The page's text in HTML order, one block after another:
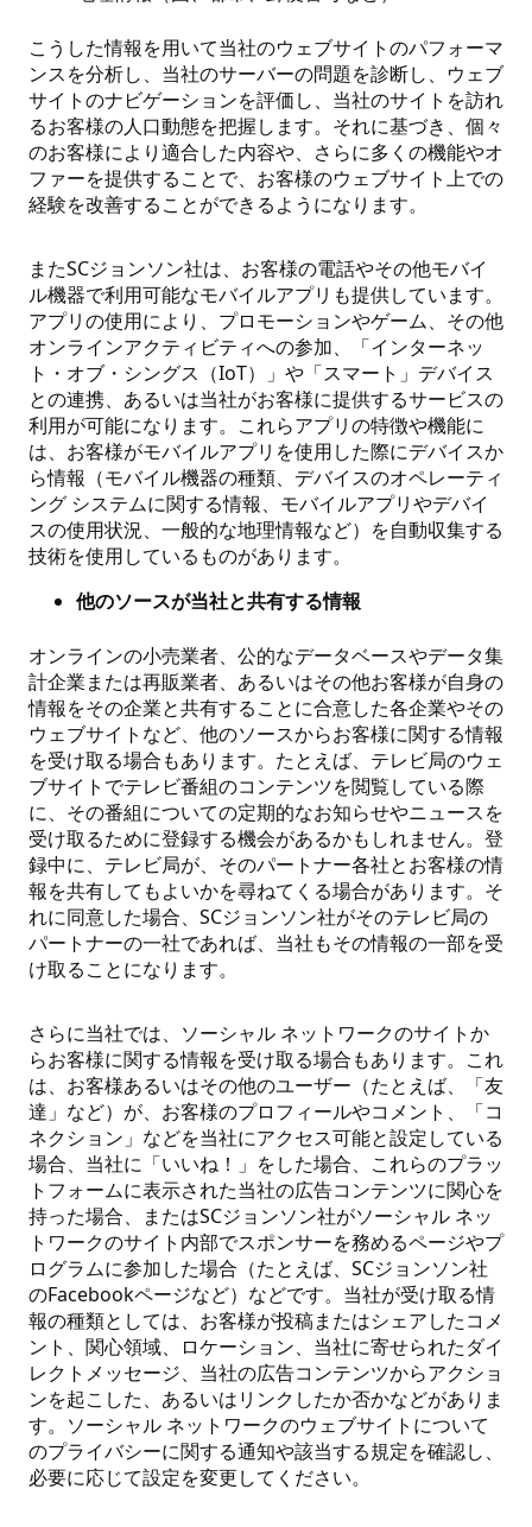
こうした情報を用いて当社のウェブサイトのパフォーマ
ンスを分析し、当社のサーバーの問題を診断し、ウェブ
サイトのナビゲーションを評価し、当社のサイトを訪れ
るお客様の人口動態を把握します。それに基づき、個々
のお客様により適合した内容や、さらに多くの機能やオ
ファーを提供することで、お客様のウェブサイト上での
経験を改善することができるようになります。
またSCジョンソン社は、お客様の電話やその他モバイ
ル機器で利用可能なモバイルアプリも提供しています。
アプリの使用により、プロモーションやゲーム、その他
オンラインアクティビティへの参加、「インターネッ
ト・オブ・シングス（IoT）」や「スマート」デバイス
との連携、あるいは当社がお客様に提供するサービスの
利用が可能になります。これらアプリの特徴や機能に
は、お客様がモバイルアプリを使用した際にデバイスか
ら情報（モバイル機器の種類、デバイスのオペレーティ
ング システムに関する情報、モバイルアプリやデバイ
スの使用状況、一般的な地理情報など）を自動収集する
技術を使用しているものがあります。
他のソースが当社と共有する情報
オンラインの小売業者、公的なデータベースやデータ集
計企業または再販業者、あるいはその他お客様が自身の
情報をその企業と共有することに合意した各企業やその
ウェブサイトなど、他のソースからお客様に関する情報
を受け取る場合もあります。たとえば、テレビ局のウェ
ブサイトでテレビ番組のコンテンツを閲覧している際
に、その番組についての定期的なお知らせやニュースを
受け取るために登録する機会があるかもしれません。登
録中に、テレビ局が、そのパートナー各社とお客様の情
報を共有してもよいかを尋ねてくる場合があります。そ
れに同意した場合、SCジョンソン社がそのテレビ局の
パートナーの一社であれば、当社もその情報の一部を受
け取ることになります。
さらに当社では、ソーシャル ネットワークのサイトか
らお客様に関する情報を受け取る場合もあります。これ
は、お客様あるいはその他のユーザー（たとえば、「友
達」など）が、お客様のプロフィールやコメント、「コ
ネクション」などを当社にアクセス可能と設定している
場合、当社に「いいね！」をした場合、これらのプラッ
トフォームに表示された当社の広告コンテンツに関心を
持った場合、またはSCジョンソン社がソーシャル ネッ
トワークのサイト内部でスポンサーを務めるページやプ
ログラムに参加した場合（たとえば、SCジョンソン社
のFacebookページなど）などです。当社が受け取る情
報の種類としては、お客様が投稿またはシェアしたコメ
ント、関心領域、ロケーション、当社に寄せられたダイ
レクトメッセージ、当社の広告コンテンツからアクショ
ンを起こした、あるいはリンクしたか否かなどがありま
す。ソーシャル ネットワークのウェブサイトについて
のプライバシーに関する通知や該当する規定を確認し、
必要に応じて設定を変更してください。